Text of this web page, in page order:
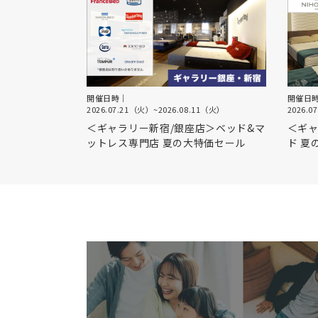
開催日時｜
2026.07.21（火）~2026.08.11（火）
＜ギャラリー新宿/銀座店＞ベッド&マ
ットレス専門店 夏の大特価セール
開催日
＜ギ
ド 夏